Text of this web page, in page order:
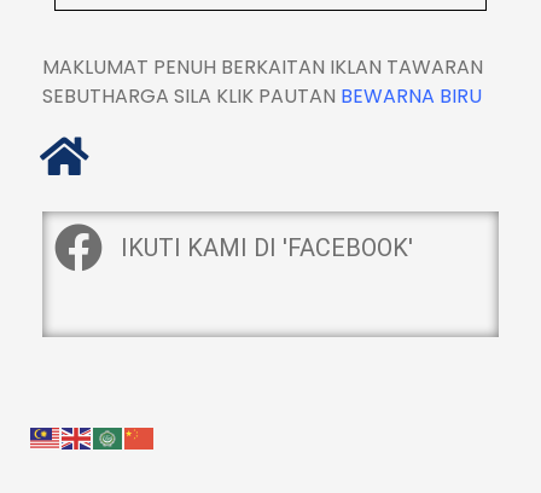
MAKLUMAT PENUH BERKAITAN IKLAN TAWARAN
SEBUTHARGA SILA KLIK PAUTAN BEWARNA BIRU
IKUTI KAMI DI 'FACEBOOK'